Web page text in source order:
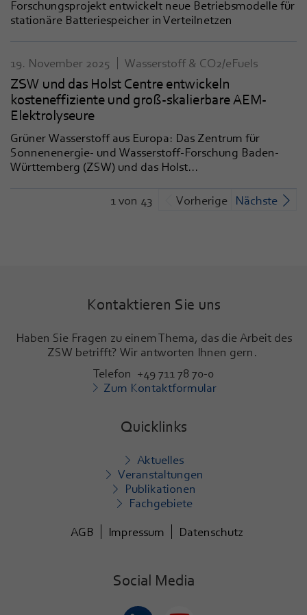
Forschungsprojekt entwickelt neue Betriebsmodelle für
stationäre Batteriespeicher in Verteilnetzen
19. November 2025 Wasserstoff & CO2/eFuels
ZSW und das Holst Centre entwickeln
kosteneffiziente und groß-skalierbare AEM-
Elektrolyseure
Grüner Wasserstoff aus Europa: Das Zentrum für
Sonnenenergie- und Wasserstoff-Forschung Baden-
Württemberg (ZSW) und das Holst...
1 von 43 Vorherige Nächste
Kontaktieren Sie uns
Haben Sie Fragen zu einem Thema, das die Arbeit des
ZSW betrifft? Wir antworten Ihnen gern.
Telefon +49 711 78 70-0
Zum Kontaktformular
Quicklinks
Aktuelles
Veranstaltungen
Publikationen
Fachgebiete
AGB
Impressum Datenschutz
Social Media